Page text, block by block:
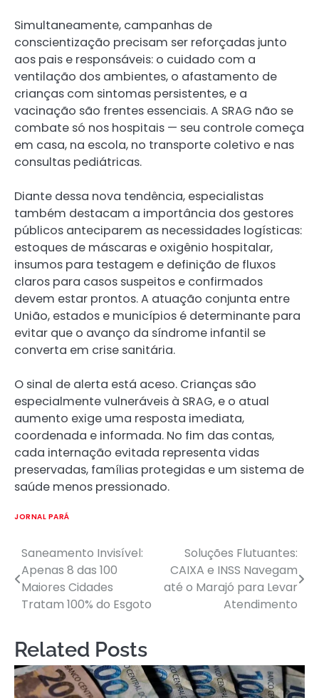
Simultaneamente, campanhas de
conscientização precisam ser reforçadas junto
aos pais e responsáveis: o cuidado com a
ventilação dos ambientes, o afastamento de
crianças com sintomas persistentes, e a
vacinação são frentes essenciais. A SRAG não se
combate só nos hospitais — seu controle começa
em casa, na escola, no transporte coletivo e nas
consultas pediátricas.
Diante dessa nova tendência, especialistas
também destacam a importância dos gestores
públicos anteciparem as necessidades logísticas:
estoques de máscaras e oxigênio hospitalar,
insumos para testagem e definição de fluxos
claros para casos suspeitos e confirmados
devem estar prontos. A atuação conjunta entre
União, estados e municípios é determinante para
evitar que o avanço da síndrome infantil se
converta em crise sanitária.
O sinal de alerta está aceso. Crianças são
especialmente vulneráveis à SRAG, e o atual
aumento exige uma resposta imediata,
coordenada e informada. No fim das contas,
cada internação evitada representa vidas
preservadas, famílias protegidas e um sistema de
saúde menos pressionado.
JORNAL PARÁ
Post
navigation
Saneamento Invisível:
Apenas 8 das 100
Maiores Cidades
Tratam 100% do Esgoto
Soluções Flutuantes:
CAIXA e INSS Navegam
até o Marajó para Levar
Atendimento
Related Posts